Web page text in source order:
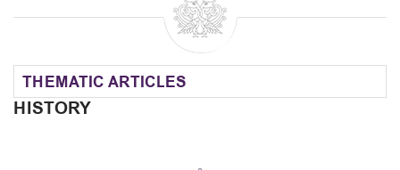
THEMATIC ARTICLES
HISTORY